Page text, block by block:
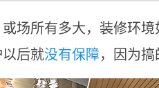
或场所有多大，装修环
后就没有保障，因为搞